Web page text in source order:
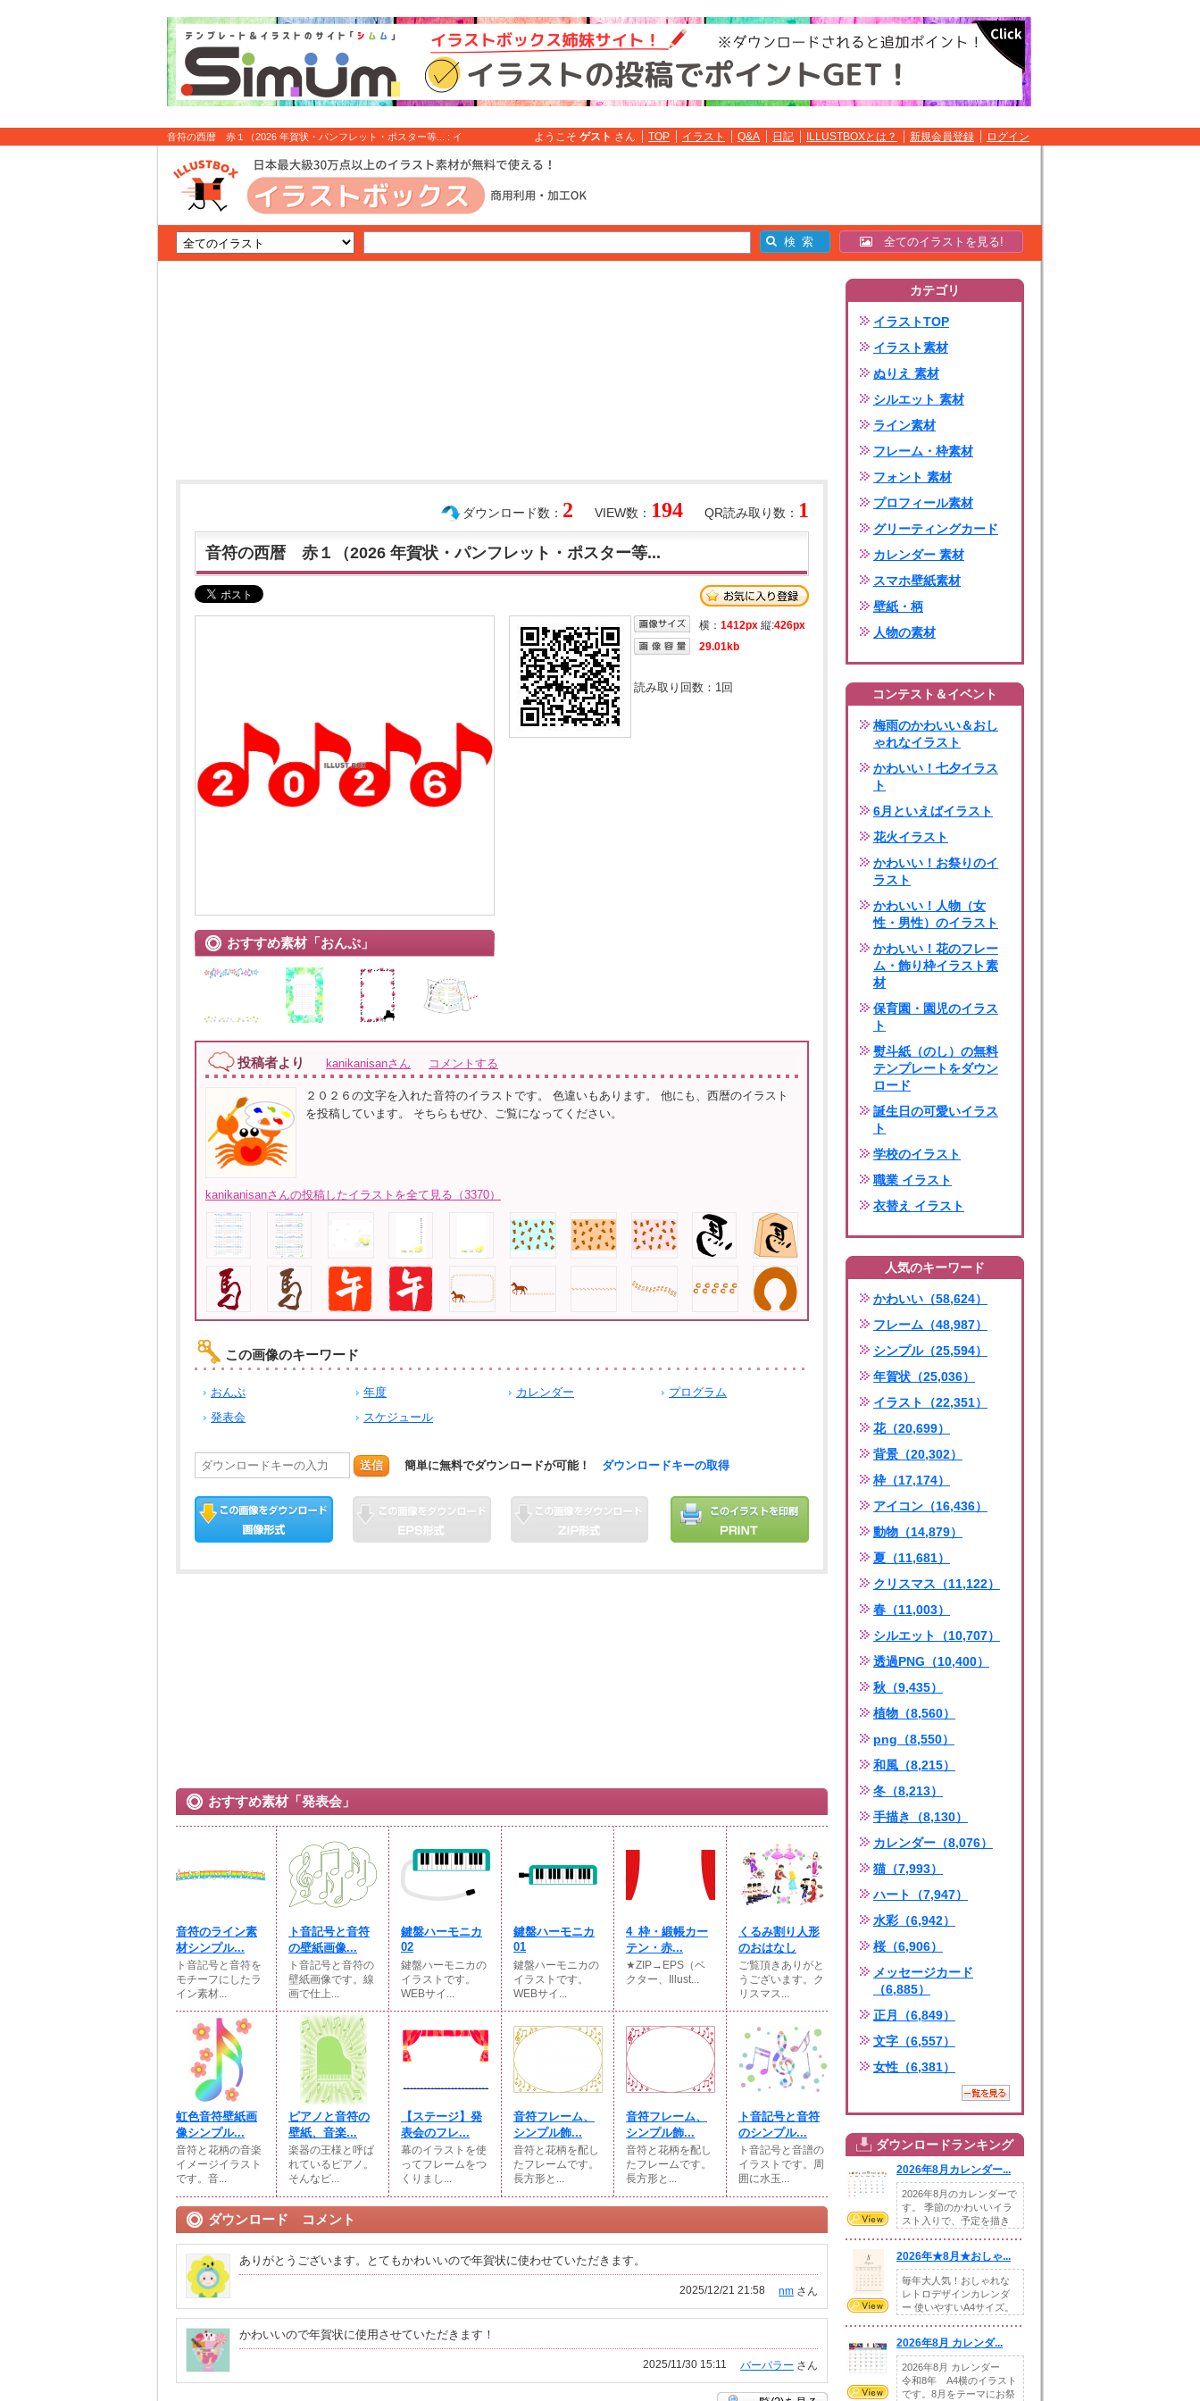
音符の西暦 赤１（2026 年賀状・パンフレット・ポスター等... : イ
ようこそ ゲスト さん TOP イラスト Q&A 日記 ILLUSTBOXとは？ 新規会員登録 ログイン
全てのイラストを見る!
QR読み取り数： 1
VIEW数： 194
ダウンロード数： 2
音符の西暦 赤１（2026 年賀状・パンフレット・ポスター等...
おすすめ素材「おんぷ」
横： 1412px 縦:426px
29.01kb
読み取り回数： 1回
投稿者より kanikanisanさん コメントする
２０２６の文字を入れた音符のイラストです。 色違いもあります。 他にも、西暦のイラスト
を投稿しています。 そちらもぜひ、ご覧になってください。
kanikanisanさんの投稿したイラストを全て見る（3370）
この画像のキーワード
おんぷ 年度 カレンダー
プログラム
発表会
スケジュール
送信 簡単に無料でダウンロードが可能！ ダウンロードキーの取得
おすすめ素材「発表会」
音符のライン素
材シンプル...
ト音記号と音符を
モチーフにしたラ
イン素材...
ト音記号と音符
の壁紙画像...
ト音記号と音符の
壁紙画像です。線
画で仕上...
鍵盤ハーモニカ
02
鍵盤ハーモニカの
イラストです。
WEBサイ...
鍵盤ハーモニカ
01
鍵盤ハーモニカの
イラストです。
WEBサイ...
4_枠・緞帳カー
テン・赤...
★ZIP→EPS（ベ
クター、Illust...
くるみ割り人形
のおはなし
ご覧頂きありがと
うございます。ク
リスマス...
虹色音符壁紙画
像シンプル...
音符と花柄の音楽
イメージイラスト
です。音...
ピアノと音符の
壁紙、音楽...
楽器の王様と呼ば
れているピアノ。
そんなピ...
【ステージ】発
表会のフレ...
幕のイラストを使
ってフレームをつ
くりまし...
音符フレーム、
シンプル飾...
音符と花柄を配し
たフレームです。
長方形と...
音符フレーム、
シンプル飾...
音符と花柄を配し
たフレームです。
長方形と...
ト音記号と音符
のシンプル...
ト音記号と音譜の
イラストです。周
囲に水玉...
ダウンロード コメント
ありがとうございます。とてもかわいいので年賀状に使わせていただきます。
nm さん
2025/12/21 21:58
かわいいので年賀状に使用させていただきます！
バーバラー さん
2025/11/30 15:11
カテゴリ
イラストTOP
イラスト素材
ぬりえ 素材
シルエット 素材
ライン素材
フレーム・枠素材
フォント 素材
プロフィール素材
グリーティングカード
カレンダー 素材
スマホ壁紙素材
壁紙・柄
人物の素材
コンテスト＆イベント
梅雨のかわいい＆おし
ゃれなイラスト
かわいい！七夕イラス
ト
6月といえばイラスト
花火イラスト
かわいい！お祭りのイ
ラスト
かわいい！人物（女
性・男性）のイラスト
かわいい！花のフレー
ム・飾り枠イラスト素
材
保育園・園児のイラス
ト
熨斗紙（のし）の無料
テンプレートをダウン
ロード
誕生日の可愛いイラス
ト
学校のイラスト
職業 イラスト
衣替え イラスト
人気のキーワード
かわいい（58,624）
フレーム（48,987）
シンプル（25,594）
年賀状（25,036）
イラスト（22,351）
花（20,699）
背景（20,302）
枠（17,174）
アイコン（16,436）
動物（14,879）
夏（11,681）
クリスマス（11,122）
春（11,003）
シルエット（10,707）
透過PNG（10,400）
秋（9,435）
植物（8,560）
png（8,550）
和風（8,215）
冬（8,213）
手描き（8,130）
カレンダー（8,076）
猫（7,993）
ハート（7,947）
水彩（6,942）
桜（6,906）
メッセージカード
（6,885）
正月（6,849）
文字（6,557）
女性（6,381）
ダウンロードランキング
2026年8月カレンダー...
2026年8月のカレンダーで
す。 季節のかわいいイラ
スト入りで、予定を描き
2026年★8月★おしゃ...
毎年大人気！おしゃれな
レトロデザインカレンダ
ー 使いやすいA4サイズ。
2026年8月 カレンダ...
2026年8月 カレンダー
令和8年 A4横のイラスト
です。8月をテーマにお祭